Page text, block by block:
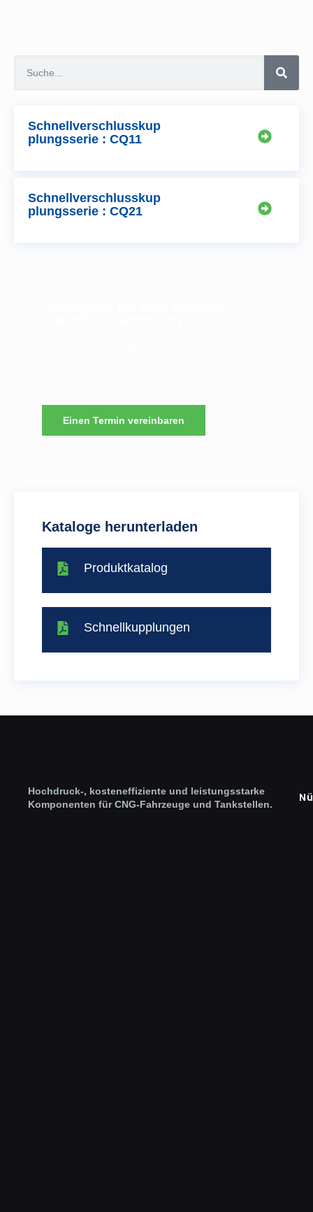
Schnellverschlusskup
plungsserie : CQ11
Schnellverschlusskup
plungsserie : CQ21
Einen Termin vereinbaren
Kataloge herunterladen
Produktkatalog
Schnellkupplungen
Hochdruck-, kosteneffiziente und leistungsstarke
Komponenten für CNG-Fahrzeuge und Tankstellen.